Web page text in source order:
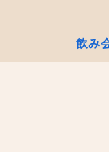
飲み